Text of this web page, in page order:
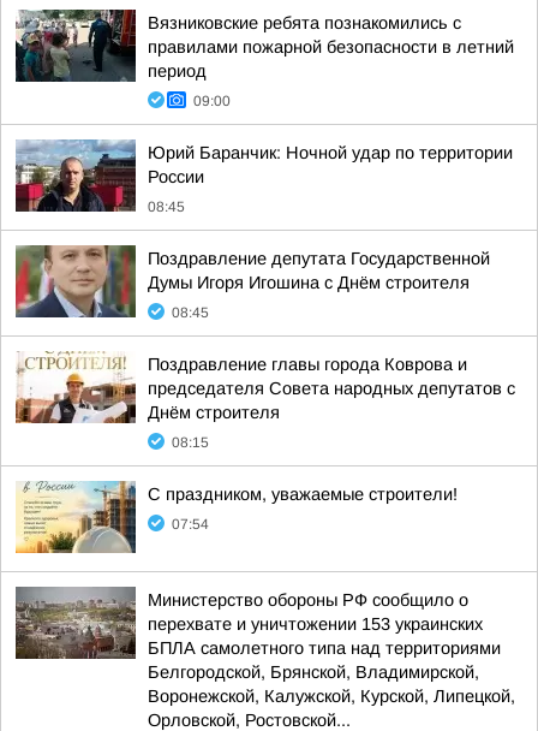
Вязниковские ребята познакомились с
правилами пожарной безопасности в летний
период
09:00
Юрий Баранчик: Ночной удар по территории
России
08:45
Поздравление депутата Государственной
Думы Игоря Игошина с Днём строителя
08:45
Поздравление главы города Коврова и
председателя Совета народных депутатов с
Днём строителя
08:15
С праздником, уважаемые строители!
07:54
Министерство обороны РФ сообщило о
перехвате и уничтожении 153 украинских
БПЛА самолетного типа над территориями
Белгородской, Брянской, Владимирской,
Воронежской, Калужской, Курской, Липецкой,
Орловской, Ростовской...